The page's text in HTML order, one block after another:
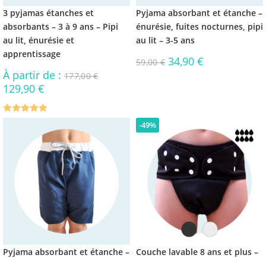
3 pyjamas étanches et
absorbants – 3 à 9 ans – Pipi
au lit, énurésie et
apprentissage
À partir de : 177,00€
129,90 €
Note5.00
Pyjama absorbant et étanche –
énurésie, fuites nocturnes, pipi
au lit – 3-5 ans
59,00€ 34,90€
Pyjama absorbant et étanche –
-49%
Couche lavable 8 ans et plus –